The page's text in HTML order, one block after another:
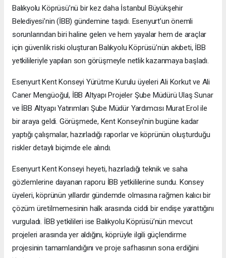
Balıkyolu Köprüsü’nü bir kez daha İstanbul Büyükşehir
Belediyesi’nin (İBB) gündemine taşıdı. Esenyurt’un önemli
sorunlarından biri haline gelen ve hem yayalar hem de araçlar
için güvenlik riski oluşturan Balıkyolu Köprüsü’nün akıbeti, İBB
yetkilileriyle yapılan son görüşmeyle netlik kazanmaya başladı.
Esenyurt Kent Konseyi Yürütme Kurulu üyeleri Ali Korkut ve Ali
Caner Mengüoğul, İBB Altyapı Projeler Şube Müdürü Ulaş Sunar
ve İBB Altyapı Yatırımları Şube Müdür Yardımcısı Murat Erol ile
bir araya geldi. Görüşmede, Kent Konseyi'nin bugüne kadar
yaptığı çalışmalar, hazırladığı raporlar ve köprünün oluşturduğu
riskler detaylı biçimde ele alındı.
Esenyurt Kent Konseyi heyeti, hazırladığı teknik ve saha
gözlemlerine dayanan raporu İBB yetkililerine sundu. Konsey
üyeleri, köprünün yıllardır gündemde olmasına rağmen kalıcı bir
çözüm üretilmemesinin halk arasında ciddi bir endişe yarattığını
vurguladı. İBB yetkilileri ise Balıkyolu Köprüsü’nün mevcut
projeleri arasında yer aldığını, köprüyle ilgili güçlendirme
projesinin tamamlandığını ve proje safhasının sona erdiğini